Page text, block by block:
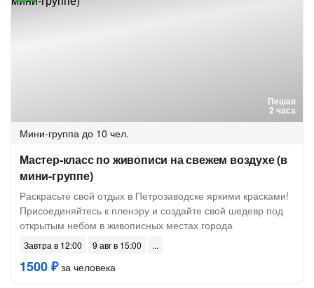
Пешая
2 часа
Мини-группа до 10 чел.
Мастер-класс по живописи на свежем воздухе (в
мини-группе)
Раскрасьте свой отдых в Петрозаводске яркими красками!
Присоединяйтесь к пленэру и создайте свой шедевр под
открытым небом в живописных местах города
Завтра в 12:00 9 авг в 15:00
1500 ₽за человека